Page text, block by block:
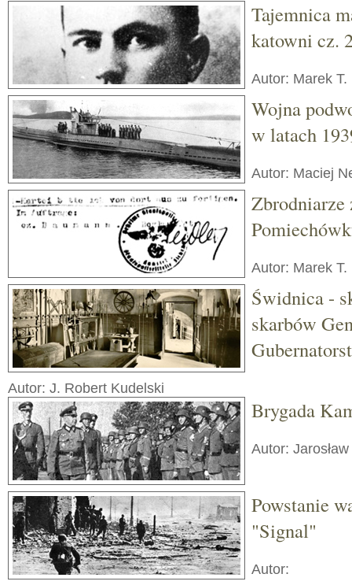
Tajemnica
katowni cz.
Autor: Marek
Wojna
w latach
Autor: Maciej
Autor: Marek
Świdnica -
skarbów
Autor: J. Robert Kudelski
Brygada
Autor:
Powstanie
"Signal"
Autor: